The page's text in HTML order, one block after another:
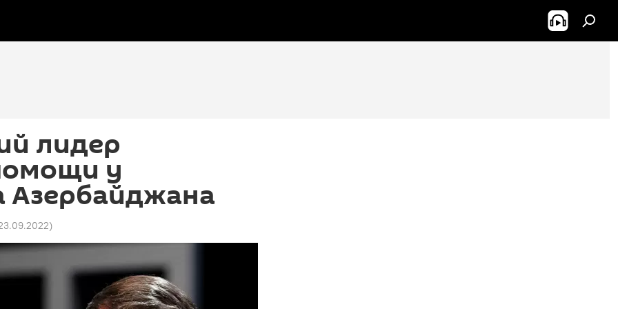
лидер
у
Азербайджана
)